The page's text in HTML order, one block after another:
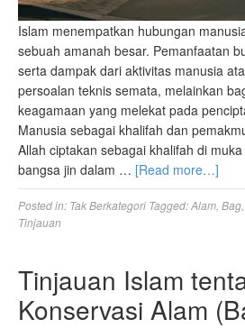
Islam menempatkan hubungan
sebuah amanah besar. Pemanfaatan
serta dampak dari aktivitas manusia
persoalan teknis semata, melainkan
keagamaan yang melekat pada
Manusia sebagai khalifah dan
Allah ciptakan sebagai khalifah di
bangsa jin dalam … [Read more…]
Posted in: Tak Berkategori Tagged:Alam Bag
Tinjauan
Tinjauan Islam
Konservasi Alam